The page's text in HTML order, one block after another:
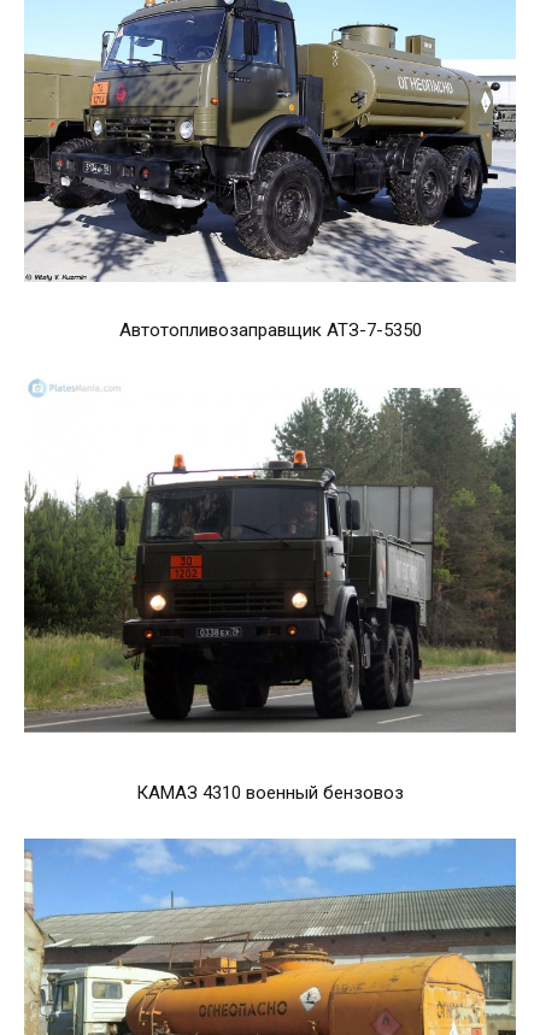
Автотопливозаправщик АТЗ-7-5350
КАМАЗ 4310 военный бензовоз